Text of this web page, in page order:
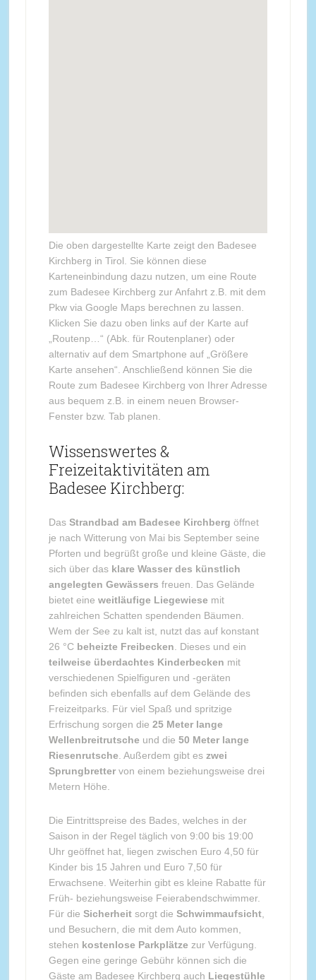
Die oben dargestellte Karte zeigt den Badesee
Kirchberg in Tirol. Sie können diese
Karteneinbindung dazu nutzen, um eine Route
zum Badesee Kirchberg zur Anfahrt z.B. mit dem
Pkw via Google Maps berechnen zu lassen.
Klicken Sie dazu oben links auf der Karte auf
„Routenp…“ (Abk. für Routenplaner) oder
alternativ auf dem Smartphone auf „Größere
Karte ansehen“. Anschließend können Sie die
Route zum Badesee Kirchberg von Ihrer Adresse
aus bequem z.B. in einem neuen Browser-
Fenster bzw. Tab planen.
Wissenswertes &
Freizeitaktivitäten am
Badesee Kirchberg:
Das Strandbad am Badesee Kirchberg öffnet
je nach Witterung von Mai bis September seine
Pforten und begrüßt große und kleine Gäste, die
sich über das klare Wasser des künstlich
angelegten Gewässers freuen. Das Gelände
bietet eine weitläufige Liegewiese mit
zahlreichen Schatten spendenden Bäumen.
Wem der See zu kalt ist, nutzt das auf konstant
26 °C beheizte Freibecken . Dieses und ein
teilweise überdachtes Kinderbecken mit
verschiedenen Spielfiguren und -geräten
befinden sich ebenfalls auf dem Gelände des
Freizeitparks. Für viel Spaß und spritzige
Erfrischung sorgen die 25 Meter lange
Wellenbreitrutsche und die 50 Meter lange
Riesenrutsche . Außerdem gibt es zwei
Sprungbrettervon einem beziehungsweise drei
Metern Höhe.
Die Eintrittspreise des Bades, welches in der
Saison in der Regel täglich von 9:00 bis 19:00
Uhr geöffnet hat, liegen zwischen Euro 4,50 für
Kinder bis 15 Jahren und Euro 7,50 für
Erwachsene. Weiterhin gibt es kleine Rabatte für
Früh- beziehungsweise Feierabendschwimmer.
Für die Sicherheitsorgt die Schwimmaufsicht,
und Besuchern, die mit dem Auto kommen,
stehen kostenlose Parkplätze zur Verfügung.
Gegen eine geringe Gebühr können sich die
Gäste am Badesee Kirchberg auch Liegestühle